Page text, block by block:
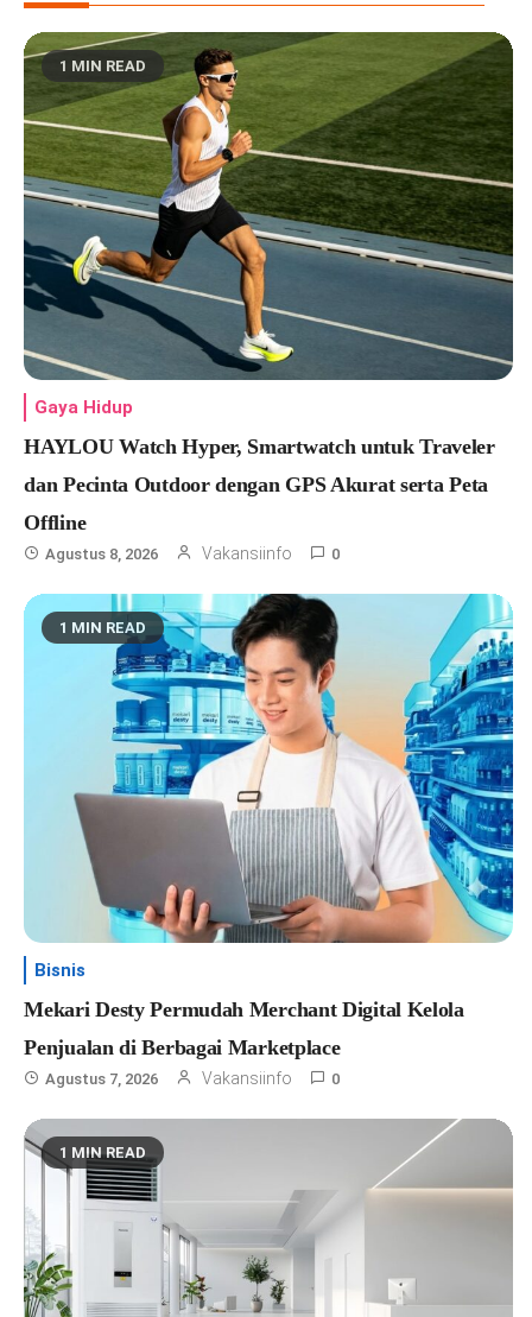
1 MIN READ
Gaya Hidup
HAYLOU Watch Hyper, Smartwatch untuk Traveler
dan Pecinta Outdoor dengan GPS Akurat serta Peta
Offline
Agustus 8, 2026 Vakansiinfo 0
1 MIN READ
Bisnis
Mekari Desty Permudah Merchant Digital Kelola
Penjualan di Berbagai Marketplace
Agustus 7, 2026 Vakansiinfo 0
1 MIN READ